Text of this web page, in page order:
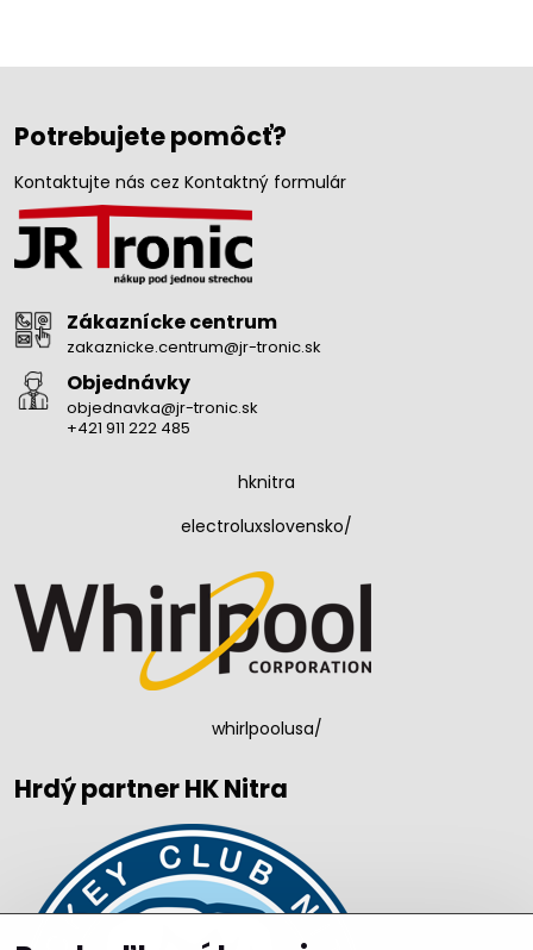
Potrebujete pomôcť?
Kontaktujte nás cez Kontaktný formulár
Zákaznícke centrum
zakaznicke.centrum@jr-tronic.sk
Objednávky
objednavka@jr-tronic.sk
+421 911 222 485
hknitra
electroluxslovensko/
whirlpoolusa/
Hrdý partner HK Nitra